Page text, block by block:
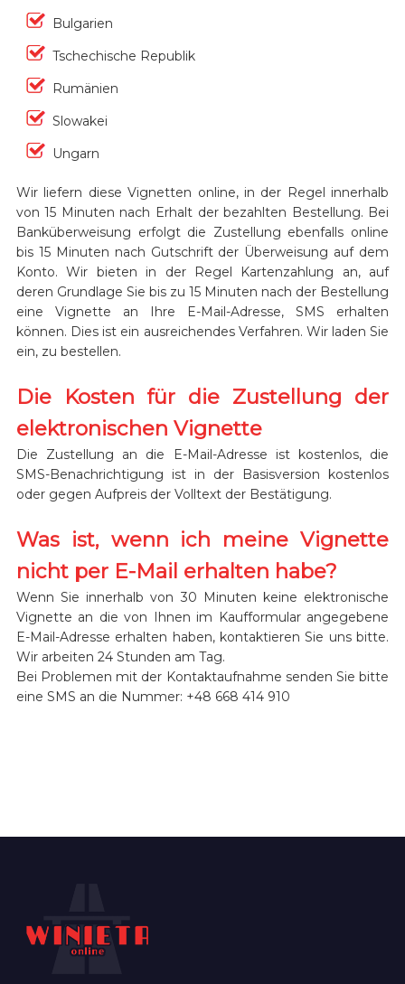
Bulgarien
Tschechische Republik
Rumänien
Slowakei
Ungarn
Wir liefern diese Vignetten online, in der Regel innerhalb
von 15 Minuten nach Erhalt der bezahlten Bestellung. Bei
Banküberweisung erfolgt die Zustellung ebenfalls online
bis 15 Minuten nach Gutschrift der Überweisung auf dem
Konto. Wir bieten in der Regel Kartenzahlung an, auf
deren Grundlage Sie bis zu 15 Minuten nach der Bestellung
eine Vignette an Ihre E-Mail-Adresse, SMS erhalten
können. Dies ist ein ausreichendes Verfahren. Wir laden Sie
ein, zu bestellen.
Die Kosten für die Zustellung der
elektronischen Vignette
Die Zustellung an die E-Mail-Adresse ist kostenlos, die
SMS-Benachrichtigung ist in der Basisversion kostenlos
oder gegen Aufpreis der Volltext der Bestätigung.
Was ist, wenn ich meine Vignette
nicht per E-Mail erhalten habe?
Wenn Sie innerhalb von 30 Minuten keine elektronische
Vignette an die von Ihnen im Kaufformular angegebene
E-Mail-Adresse erhalten haben, kontaktieren Sie uns bitte.
Wir arbeiten 24 Stunden am Tag.
Bei Problemen mit der Kontaktaufnahme senden Sie bitte
eine SMS an die Nummer: +48 668 414 910